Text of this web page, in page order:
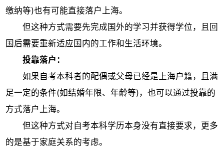
缴纳等)也有可能直接落户上海。
但这种方式需要先完成国外的学习并获得学位，且回
国后需要重新适应国内的工作和生活环境。
投靠落户：
如果自考本科者的配偶或父母已经是上海户籍，且满
足一定的条件(如结婚年限、年龄等)，也可以通过投靠的
方式落户上海。
但这种方式对自考本科学历本身没有直接要求，更多
的是基于家庭关系的考虑。